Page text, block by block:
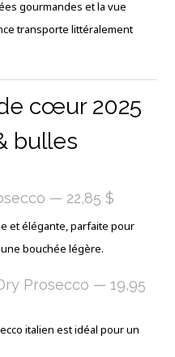
gourmandes et la vue
transporte littéralement
cœur 2025
bulles
— 22,85 $
et élégante, parfaite pour
bouchée légère.
Prosecco — 19,95
italien est idéal pour un